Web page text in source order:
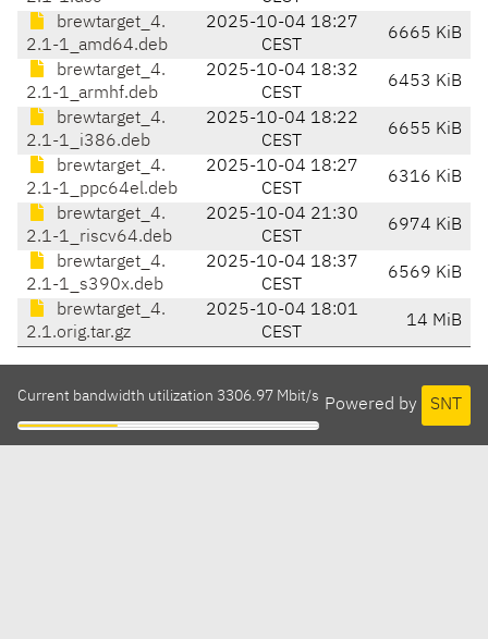
brewtarget_4.
2.1-1_amd64.deb
2025-10-04 18:27
CEST
6665 KiB
brewtarget_4.
2.1-1_armhf.deb
2025-10-04 18:32
CEST
6453 KiB
brewtarget_4.
2.1-1_i386.deb
2025-10-04 18:22
CEST
6655 KiB
brewtarget_4.
2.1-1_ppc64el.deb
2025-10-04 18:27
CEST
6316 KiB
brewtarget_4.
2.1-1_riscv64.deb
2025-10-04 21:30
CEST
6974 KiB
brewtarget_4.
2.1-1_s390x.deb
2025-10-04 18:37
CEST
6569 KiB
brewtarget_4.
2.1.orig.tar.gz
2025-10-04 18:01
CEST
14 MiB
Powered by SNT
Current bandwidth utilization 3306.97 Mbit/s